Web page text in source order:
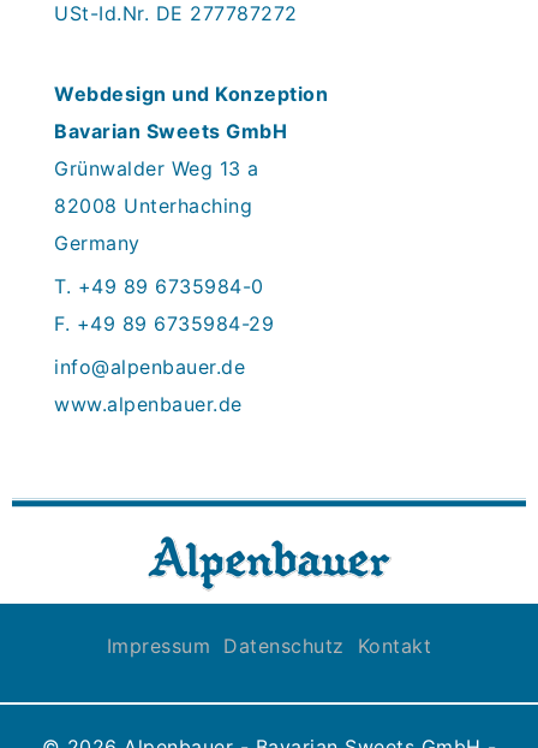
USt-Id.Nr. DE 277787272
Webdesign und Konzeption
Bavarian Sweets GmbH
Grünwalder Weg 13 a
82008 Unterhaching
Germany
T. +49 89 6735984-0
F. +49 89 6735984-29
info@alpenbauer.de
www.alpenbauer.de
Impressum Datenschutz Kontakt